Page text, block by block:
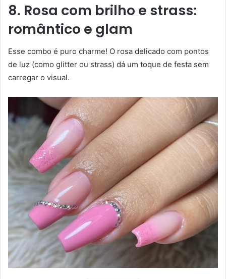
8. Rosa com brilho e strass:
romântico e glam
Esse combo é puro charme! O rosa delicado com pontos
de luz (como glitter ou strass) dá um toque de festa sem
carregar o visual.